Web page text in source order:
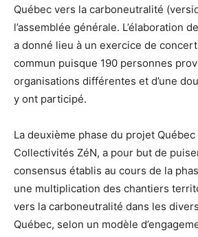
Québec vers la carboneutralité
l’assemblée générale. L’élaboration
a donné lieu à un exercice de
commun puisque 190 personnes
organisations différentes et d’une
y ont participé.
La deuxième phase du projet
Collectivités ZéN, a pour but de
consensus établis au cours de la
une multiplication des chantiers
vers la carboneutralité dans les
Québec, selon un modèle